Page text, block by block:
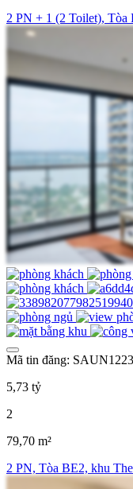
2 PN + 1 (2 Toilet), Tòa
Mã tin đăng: SAUN1223
5,73 tỷ
2
79,70 m²
2 PN, Tòa BE2, khu